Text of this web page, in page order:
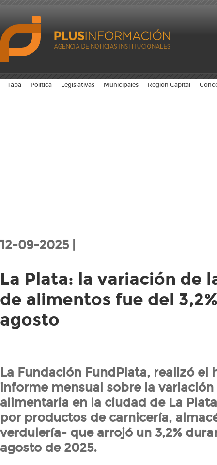
Tapa Politica Legislativas Municipales Region Capital
12-09-2025 |
La Plata: la variación de
de alimentos fue del
agosto
La Fundación FundPlata, realizó el
informe mensual sobre la variación
alimentaria en la ciudad de La
por productos de carnicería,
verdulería- que arrojó un 3,2%
agosto de 2025.